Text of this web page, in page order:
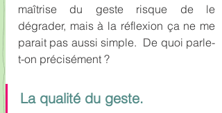
maîtrise du geste risque de le
dégrader, mais à la réflexion ça ne me
parait pas aussi simple.  De quoi parle-
t-on précisément ?
La qualité du geste.